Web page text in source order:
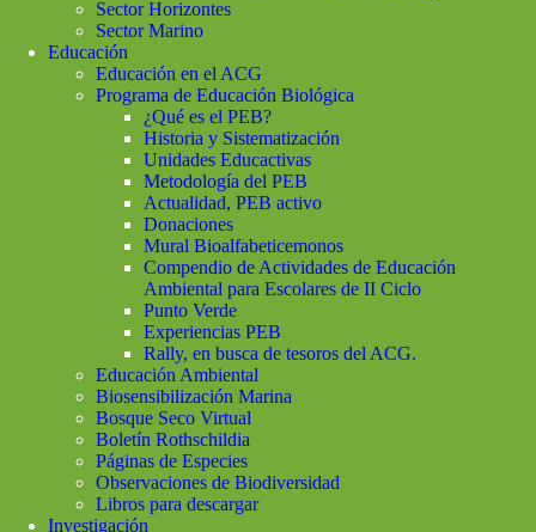
Sector Horizontes
Sector Marino
Educación
Educación en el ACG
Programa de Educación Biológica
¿Qué es el PEB?
Historia y Sistematización
Unidades Educactivas
Metodología del PEB
Actualidad, PEB activo
Donaciones
Mural Bioalfabeticemonos
Compendio de Actividades de Educación
Ambiental para Escolares de II Ciclo
Punto Verde
Experiencias PEB
Rally, en busca de tesoros del ACG.
Educación Ambiental
Biosensibilización Marina
Bosque Seco Virtual
Boletín Rothschildia
Páginas de Especies
Observaciones de Biodiversidad
Libros para descargar
Investigación